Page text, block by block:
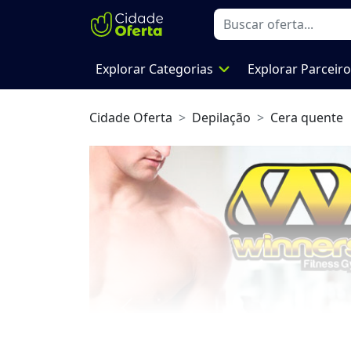
Explorar Categorias expand_more Explorar
Cidade Oferta Depilação Cera quente